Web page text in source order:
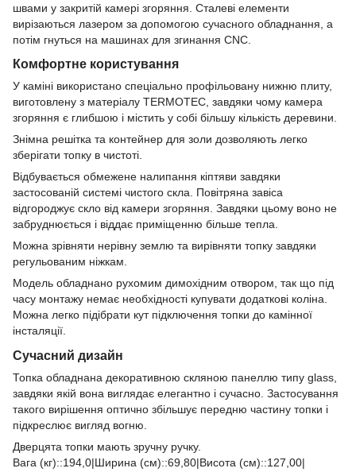
швами у закритій камері згоряння. Сталеві елементи
вирізаються лазером за допомогою сучасного обладнання, а
потім гнуться на машинах для згинання CNC.
Комфортне користування
У каміні використано спеціально профільовану нижню плиту,
виготовлену з матеріалу TERMOTEC, завдяки чому камера
згоряння є глибшою і містить у собі більшу кількість деревини.
Знімна решітка та контейнер для золи дозволяють легко
зберігати топку в чистоті.
Відбувається обмежене налипання кіптяви завдяки
застосованій системі чистого скла. Повітряна завіса
відгороджує скло від камери згоряння. Завдяки цьому воно не
забруднюється і віддає приміщенню більше тепла.
Можна зрівняти нерівну землю та вирівняти топку завдяки
регульованим ніжкам.
Модель обладнано рухомим димохідним отвором, так що під
часу монтажу немає необхідності купувати додаткові коліна.
Можна легко підібрати кут підключення топки до камінної
інсталяції.
Сучасний дизайн
Топка обладнана декоративною скляною панеллю типу glass,
завдяки якій вона виглядає елегантно і сучасно. Застосування
такого вирішення оптично збільшує передню частину топки і
підкреслює вигляд вогню.
Дверцята топки мають зручну ручку.
Вага (кг)::194,0|Ширина (см)::69,80|Висота (см)::127,00|